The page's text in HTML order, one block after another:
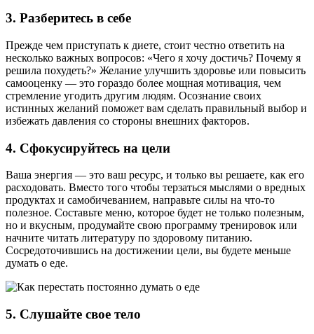
3. Разберитесь в себе
Прежде чем приступать к диете, стоит честно ответить на
несколько важных вопросов: «Чего я хочу достичь? Почему я
решила похудеть?» Желание улучшить здоровье или повысить
самооценку — это гораздо более мощная мотивация, чем
стремление угодить другим людям. Осознание своих
истинных желаний поможет вам сделать правильный выбор и
избежать давления со стороны внешних факторов.
4. Сфокусируйтесь на цели
Ваша энергия — это ваш ресурс, и только вы решаете, как его
расходовать. Вместо того чтобы терзаться мыслями о вредных
продуктах и самобичеванием, направьте силы на что-то
полезное. Составьте меню, которое будет не только полезным,
но и вкусным, продумайте свою программу тренировок или
начните читать литературу по здоровому питанию.
Сосредоточившись на достижении цели, вы будете меньше
думать о еде.
5. Слушайте свое тело